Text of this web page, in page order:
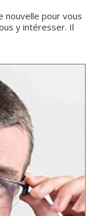
nouvelle pour vous
y intéresser. Il